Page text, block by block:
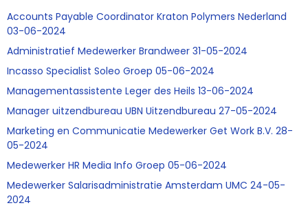
Accounts Payable Coordinator Kraton Polymers Nederland
03-06-2024
Administratief Medewerker Brandweer 31-05-2024
Incasso Specialist Soleo Groep 05-06-2024
Managementassistente Leger des Heils 13-06-2024
Manager uitzendbureau UBN Uitzendbureau 27-05-2024
Marketing en Communicatie Medewerker Get Work B.V. 28-
05-2024
Medewerker HR Media Info Groep 05-06-2024
Medewerker Salarisadministratie Amsterdam UMC 24-05-
2024